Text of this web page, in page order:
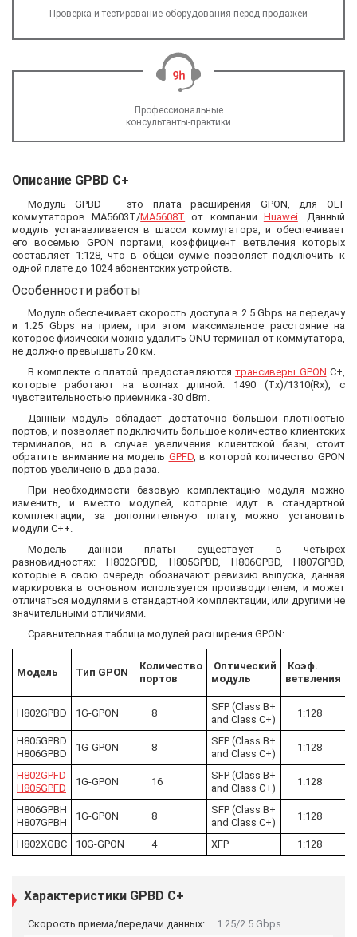
Проверка и тестирование оборудования перед продажей
Профессиональные
консультанты-практики
Описание GPBD C+
Модуль GPBD – это плата расширения GPON, для OLT
коммутаторов МА5603Т/МА5608Т от компании Huawei. Данный
модуль устанавливается в шасси коммутатора, и обеспечивает
его восемью GPON портами, коэффициент ветвления которых
составляет 1:128, что в общей сумме позволяет подключить к
одной плате до 1024 абонентских устройств.
Особенности работы
Модуль обеспечивает скорость доступа в 2.5 Gbps на передачу
и 1.25 Gbps на прием, при этом максимальное расстояние на
которое физически можно удалить ONU терминал от коммутатора,
не должно превышать 20 км.
В комплекте с платой предоставляются трансиверы GPON C+,
которые работают на волнах длиной: 1490 (Tx)/1310(Rx), с
чувствительностью приемника -30 dBm.
Данный модуль обладает достаточно большой плотностью
портов, и позволяет подключить большое количество клиентских
терминалов, но в случае увеличения клиентской базы, стоит
обратить внимание на модель GPFD, в которой количество GPON
портов увеличено в два раза.
При необходимости базовую комплектацию модуля можно
изменить, и вместо модулей, которые идут в стандартной
комплектации, за дополнительную плату, можно установить
модули C++.
Модель данной платы существует в четырех
разновидностях: H802GPBD, H805GPBD, H806GPBD, H807GPBD,
которые в свою очередь обозначают ревизию выпуска, данная
маркировка в основном используется производителем, и может
отличаться модулями в стандартной комплектации, или другими не
значительными отличиями.
Сравнительная таблица модулей расширения GPON:
Модель Тип GPON
Количество
портов
Оптический
модуль
Коэф.
ветвления
H802GPBD 1G-GPON 8
SFP (Class B+
and Class C+)
1:128
H805GPBD
H806GPBD
1G-GPON 8
SFP (Class B+
and Class C+)
1:128
H802GPFD
H805GPFD
1G-GPON 16
SFP (Class B+
and Class C+)
1:128
H806GPBH
H807GPBH
1G-GPON 8
SFP (Class B+
and Class C+)
1:128
H802XGBC 10G-GPON 4 XFP 1:128
Характеристики GPBD C+
Скорость приема/передачи данных: 1.25/2.5 Gbps